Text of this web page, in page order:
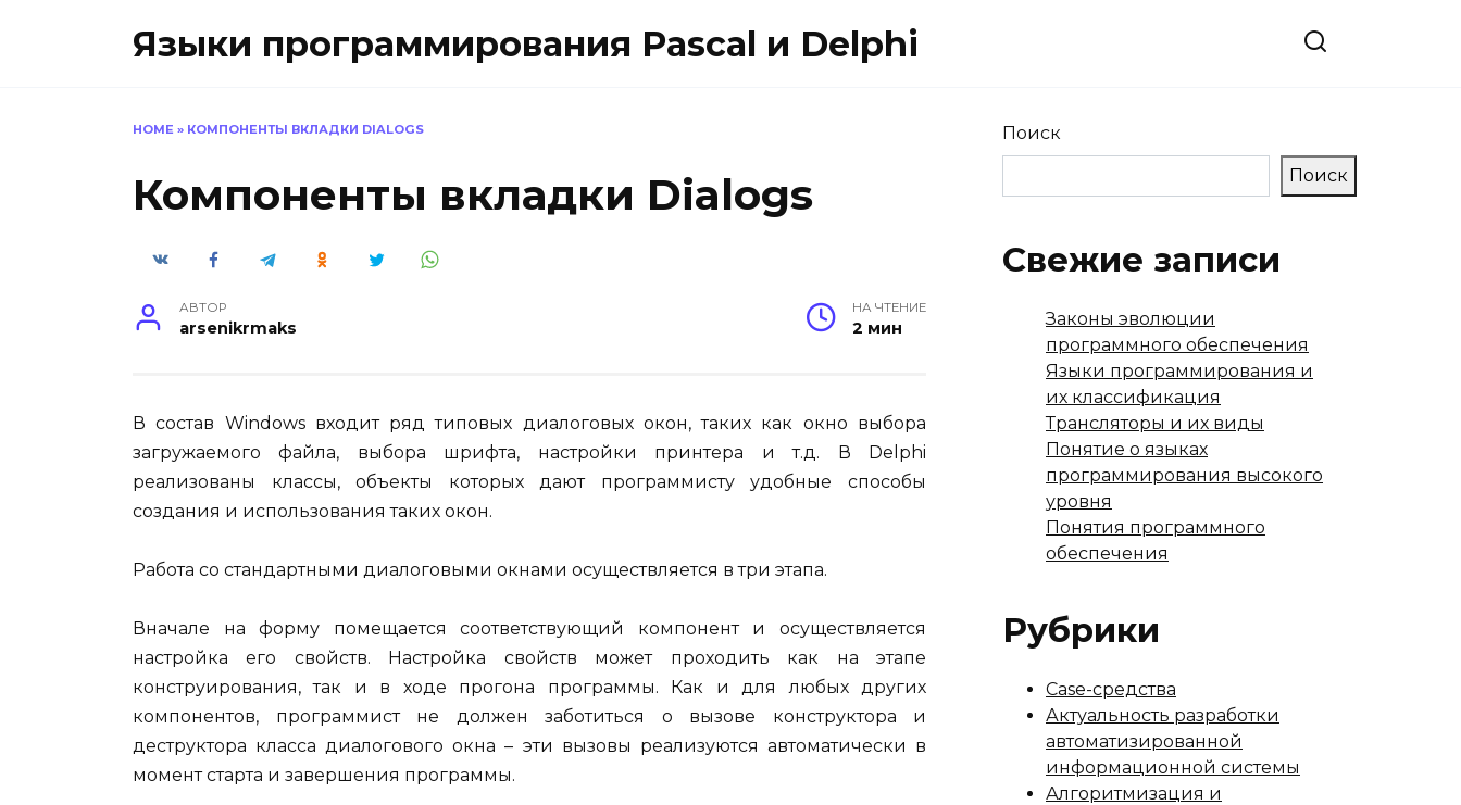
Языки программирования Pascal и Delphi
HOME » КОМПОНЕНТЫ ВКЛАДКИ DIALOGS
Компоненты вкладки Dialogs
АВТОР
arsenikrmaks
НА ЧТЕНИЕ
2 мин
В состав Windows входит ряд типовых диалоговых окон, таких как окно выбора
загружаемого файла, выбора шрифта, настройки принтера и т.д. В Delphi
реализованы классы, объекты которых дают программисту удобные способы
создания и использования таких окон.
Работа со стандартными диалоговыми окнами осуществляется в три этапа.
Вначале на форму помещается соответствующий компонент и осуществляется
настройка его свойств. Настройка свойств может проходить как на этапе
конструирования, так и в ходе прогона программы. Как и для любых других
компонентов, программист не должен заботиться о вызове конструктора и
деструктора класса диалогового окна – эти вызовы реализуются автоматически в
момент старта и завершения программы.
Поиск
Поиск
Свежие записи
Законы эволюции
программного обеспечения
Языки программирования и
их классификация
Трансляторы и их виды
Понятие о языках
программирования высокого
уровня
Понятия программного
обеспечения
Рубрики
Case-средства
Актуальность разработки
автоматизированной
информационной системы
Алгоритмизация и